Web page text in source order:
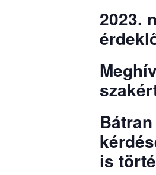
2023.
is